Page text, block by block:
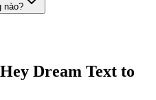
nào?
Dream Text to